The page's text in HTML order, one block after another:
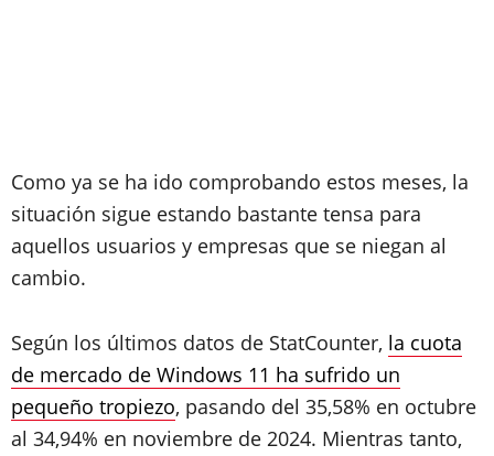
Como ya se ha ido comprobando estos meses, la
situación sigue estando bastante tensa para
aquellos usuarios y empresas que se niegan al
cambio.
Según los últimos datos de StatCounter, la cuota
de mercado de Windows 11 ha sufrido un
pequeño tropiezo, pasando del 35,58% en octubre
al 34,94% en noviembre de 2024. Mientras tanto,